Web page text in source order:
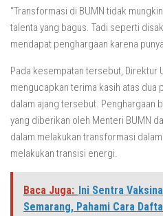
“Transformasi di BUMN tidak
talenta yang bagus. Tadi seperti
mendapat penghargaan karena
Pada kesempatan tersebut, Direktur
mengucapkan terima kasih atas dua
dalam ajang tersebut. Penghargaan
yang diberikan oleh Menteri BUMN
dalam melakukan transformasi
melakukan transisi energi.
Baca Juga: Ini Sentra
Semarang, Pahami Cara